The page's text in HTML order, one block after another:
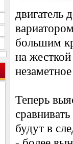
двигатель
большим
на
Теперь
будут в